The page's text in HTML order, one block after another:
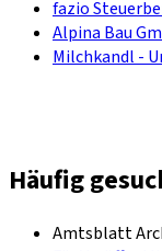
fazio
Alpina Bau
Milchkandl -
Häufig
Amtsblatt